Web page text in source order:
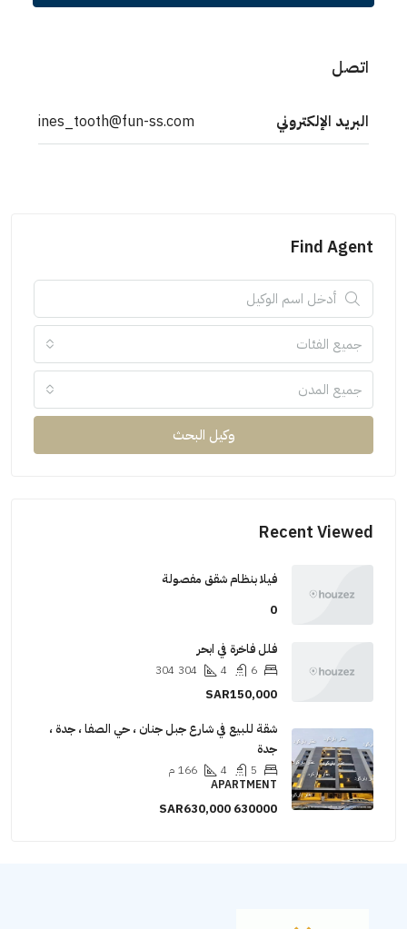
اتصل
البريد الإلكتروني ines_tooth@fun-ss.com
Find Agent
جميع الفئات
جميع المدن
وكيل البحث
Recent Viewed
فيلا بنظام شقق مفصولة
0
فلل فاخرة في ابحر
304
304
SAR150,000
شقة للبيع في شارع جبل جنان ، حي الصفا ، جدة ،
جدة
166 م
APARTMENT
630000
SAR630,000